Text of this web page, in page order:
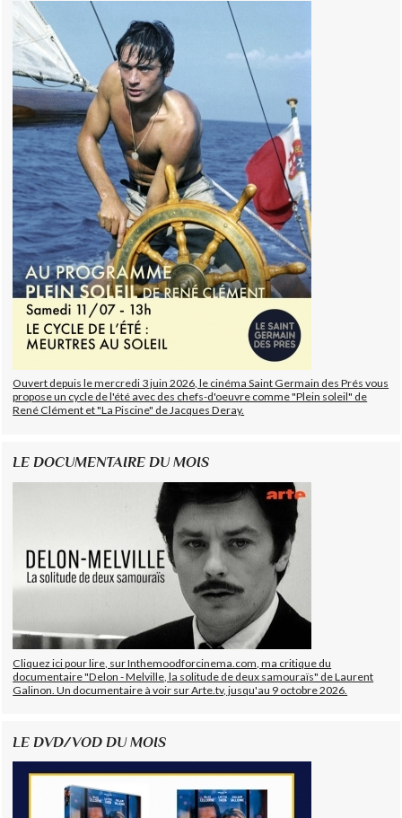
Ouvert depuis le mercredi 3 juin 2026, le cinéma Saint Germain des Prés vous
propose un cycle de l'été avec des chefs-d'oeuvre comme "Plein soleil" de
René Clément et "La Piscine" de Jacques Deray.
LE DOCUMENTAIRE DU MOIS
Cliquez ici pour lire, sur Inthemoodforcinema.com, ma critique du
documentaire "Delon - Melville, la solitude de deux samouraïs" de Laurent
Galinon. Un documentaire à voir sur Arte.tv, jusqu'au 9 octobre 2026.
LE DVD/VOD DU MOIS